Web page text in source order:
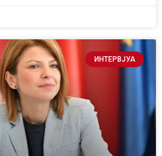
ИНТЕРВЈУА